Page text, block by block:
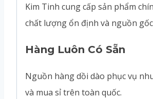
Kim Tinh cung cấp sản phẩm
chất lượng ổn định và nguồn
Hàng Luôn Có Sẵn
Nguồn hàng dồi dào phục vụ
và mua sỉ trên toàn quốc.